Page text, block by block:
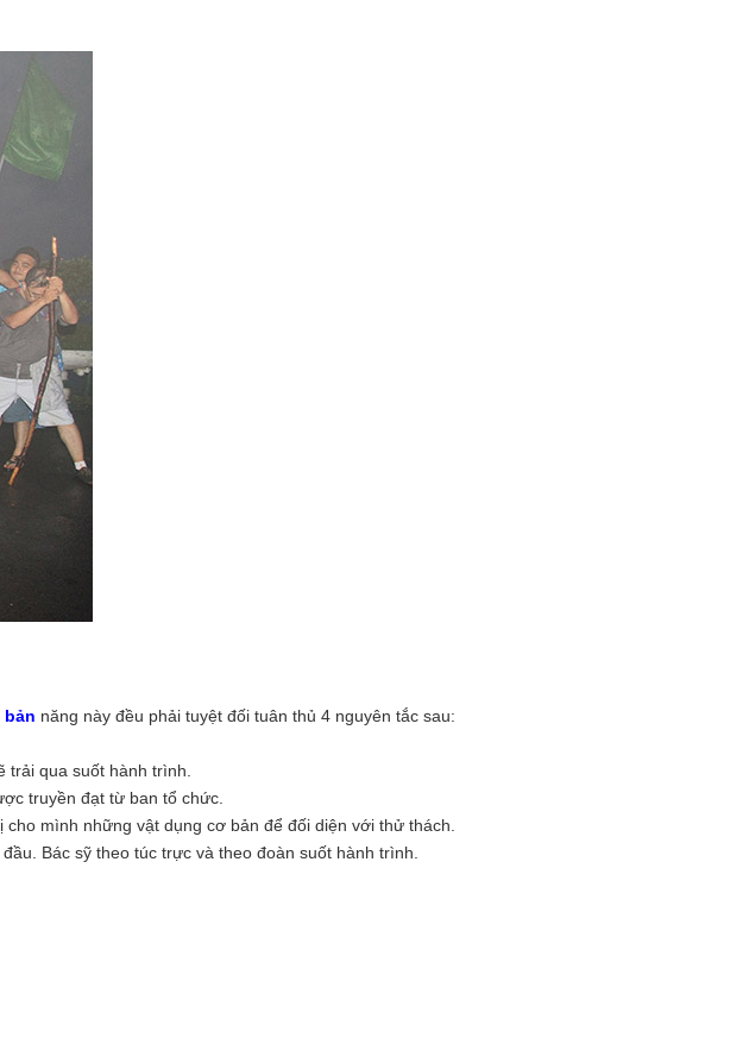
năng này đều phải tuyệt đối tuân thủ 4 nguyên tắc sau:
qua suốt hành trình.
truyền đạt từ ban tổ chức.
mình những vật dụng cơ bản để đối diện với thử thách.
Bác sỹ theo túc trực và theo đoàn suốt hành trình.